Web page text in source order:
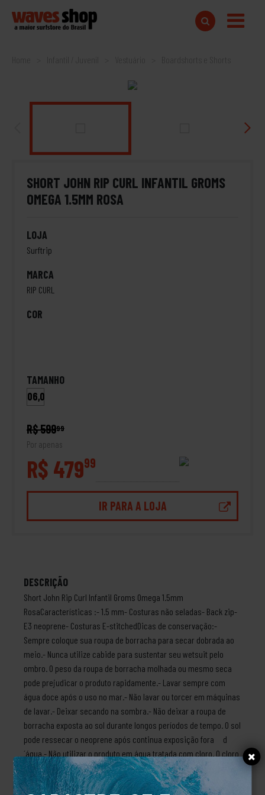
Home
SHORT JOHN RIP CURL INFANTIL GROMS
OMEGA 1.5MM ROSA
LOJA
Surftrip
MARCA
RIP CURL
COR
TAMANHO
06,0
R$ 59999
Por apenas
R$ 47999
IR PARA A LOJA
DESCRIÇÃO
Short John Rip Curl Infantil Groms Omega 1.5mm
RosaCaracterísticas :- 1.5 mm- Costuras não seladas- Back zip-
E3 neoprene- Costuras E-stitchedDicas de conservação:-
Sempre coloque sua roupa de borracha para secar dobrada ao
meio.- Nunca utilize cabide para sustentar seu wetsuit pelo
ombro. O peso da roupa de borracha molhada ou mesmo seca
pode prejudicar o produto rapidamente.- Lavar sempre com
água doce após o uso no mar.- Não lavar ou torcer em máquinas
de lavar.- Deixar secando na sombra.- Não deixar a roupa de
borracha exposta ao sol durante longos períodos de tempo. O sol
pode ressecar o neoprene após continua exposição fora d
´água.- Não utilizar o produto em água tratada com cloro. O cloro
é um produto químico que pode prejudicar a durabilidade do
produto.- Não utilizar sabão, sabonete, shampoo ou outro tipo